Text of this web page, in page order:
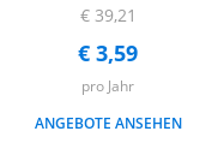
€ 39,21
€ 3,59
pro Jahr
ANGEBOTE ANSEHEN